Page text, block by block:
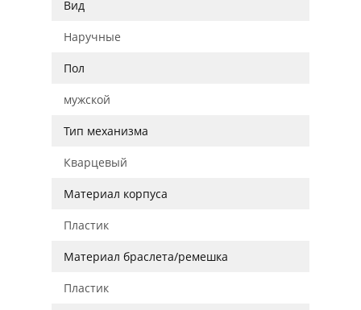
Вид
Наручные
Пол
мужской
Тип механизма
Кварцевый
Материал корпуса
Пластик
Материал браслета/ремешка
Пластик